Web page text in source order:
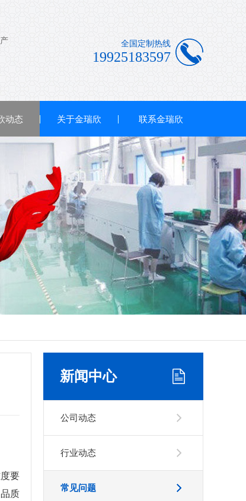
全国定制热线
19925183597
动态 关于金瑞欣 联系金瑞欣
要
质
新闻中心
公司动态
行业动态
常见问题